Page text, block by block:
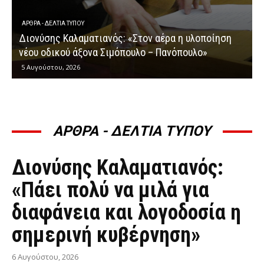
ΕΡΩΤΉΣΕΙΣ
Διονύσης Καλαματιανός: «Μια ακόμη ομολογία
κυβερνητικής αποτυχίας στην καταβολή των
αγροτικών ενισχύσεων»
4 Αυγούστου, 2026
ΑΡΘΡΑ - ΔΕΛΤΙΑ ΤΥΠΟΥ
ΆΡΘΡΑ - ΔΕΛΤΊΑ ΤΎΠΟΥ
Διονύσης Καλαματιανός:
«Πάει πολύ να μιλά για
διαφάνεια και λογοδοσία η
σημερινή κυβέρνηση»
6 Αυγούστου, 2026